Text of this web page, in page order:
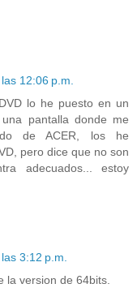
12:06 p.m.
lo he puesto en un
pantalla donde me
de ACER, los he
pero dice que no son
adecuados... estoy
3:12 p.m.
la version de 64bits.